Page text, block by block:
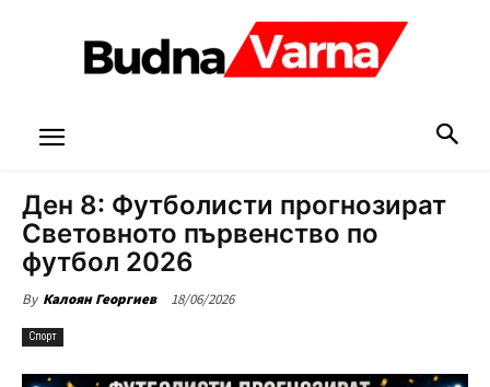
Ден 8: Футболисти прогнозират
Световното първенство по
футбол 2026
By Калоян Георгиев 18/06/2026
Спорт